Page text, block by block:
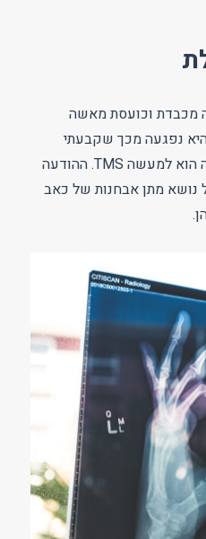
מכבדת וכועסת מאשה
נפגעה מכך שקבעתי
באתר שהכאב מהאבחנה שלה הוא למעשה TMS. ההודעה
נושא מתן אבחנות של כאב